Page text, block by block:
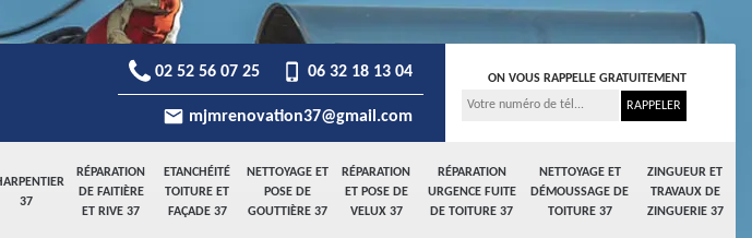
37
RÉPARATION
DE FAITIÈRE
ET RIVE 37
ETANCHÉITÉ
TOITURE ET
FAÇADE 37
NETTOYAGE ET
POSE DE
GOUTTIÈRE 37
RÉPARATION
ET POSE DE
VELUX 37
RÉPARATION
URGENCE FUITE
DE TOITURE 37
NETTOYAGE ET
DÉMOUSSAGE DE
TOITURE 37
ZINGUEUR ET
TRAVAUX DE
ZINGUERIE 37
02 52 56 07 25 06 32 18 13 04
mjmrenovation37@gmail.com
ON VOUS RAPPELLE GRATUITEMENT